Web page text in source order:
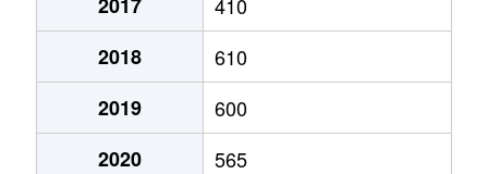
2018
610
2019
600
2020
565